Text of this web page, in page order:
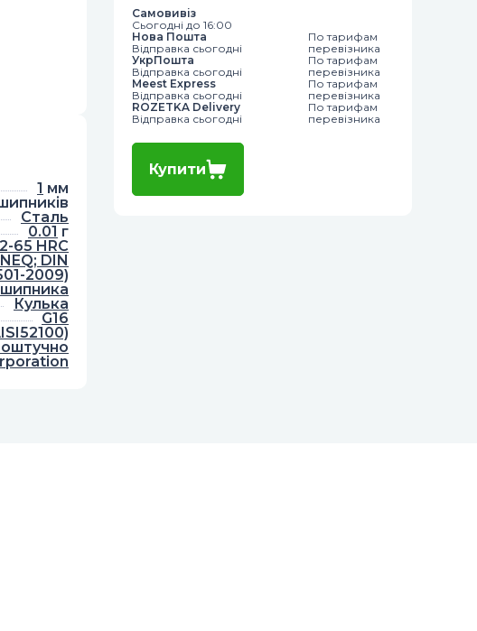
1 мм
Сталь
0.01 г
65 HRC
DIN
2009)
Кулька
G16
Самовивіз
Сьогодні до 16:00
Нова Пошта
Відправка сьогодні
По тарифам
перевізника
УкрПошта
Відправка сьогодні
По тарифам
перевізника
Meest Express
Відправка сьогодні
По тарифам
перевізника
ROZETKA Delivery
Відправка сьогодні
По тарифам
перевізника
Купити